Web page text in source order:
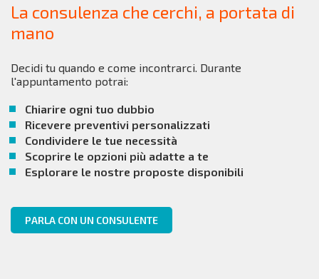
La consulenza che cerchi, a portata di
mano
Decidi tu quando e come incontrarci. Durante
l'appuntamento potrai:
Chiarire ogni tuo dubbio
Ricevere preventivi personalizzati
Condividere le tue necessità
Scoprire le opzioni più adatte a te
Esplorare le nostre proposte disponibili
PARLA CON UN CONSULENTE